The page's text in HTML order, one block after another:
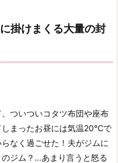
掛けまくる大量の封
ついついコタツ布団や座布
まったお昼には気温20℃で
なく過ごせた！ 夫がジムに
ジム？…あまり言うと怒る